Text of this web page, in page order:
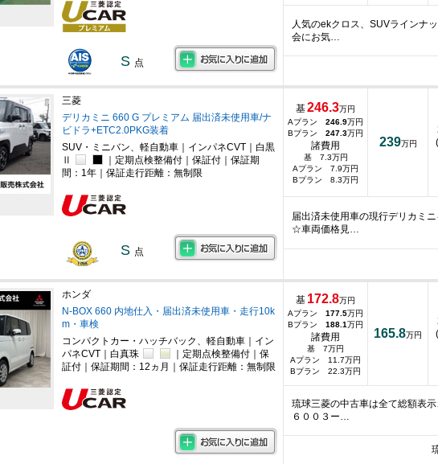
S 点
人気のekクロス、SUVラインナ
会にお気…
三菱
デリカミニ 660 G プレミアム 届出済未使用車/ナ
ビドラ+ETC2.0PKG装着
SUV・ミニバン、軽自動車｜インパネCVT｜白黒
Ⅱ
｜定期点検整備付｜保証付｜保証期
間：1年｜保証走行距離：無制限
S 点
基246.3万円
Aプラン 246.9万円
Bプラン 247.3万円
諸費用
基 7.3万円
Aプラン 7.9万円
Bプラン 8.3万円
239万円
届出済未使用車の現行デリカミ
☆車両価格見…
ホンダ
N-BOX 660 内地仕入・届出済未使用車・走行10k
m・車検
コンパクトカー・ハッチバック、軽自動車｜イン
パネCVT｜白真珠
｜定期点検整備付｜保
証付｜保証期間：12ヵ月｜保証走行距離：無制限
基 172.8万円
Aプラン 177.5万円
Bプラン 188.1万円
諸費用
基 7万円
Aプラン 11.7万円
Bプラン 22.3万円
165.8万円
琉球三菱の中古車は全て総額表
６００３ー…